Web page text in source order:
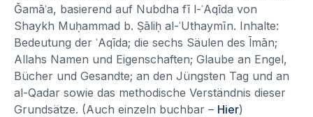
Ǧamāʿa, basierend auf Nubdha fī l-ʿAqīda von
Shaykh Muḥammad b. Ṣāliḥ al-ʿUthaymīn. Inhalte:
Bedeutung der ʿAqīda; die sechs Säulen des Īmān;
Allahs Namen und Eigenschaften; Glaube an Engel,
Bücher und Gesandte; an den Jüngsten Tag und an
al-Qadar sowie das methodische Verständnis dieser
Grundsätze. (Auch einzeln buchbar – Hier)